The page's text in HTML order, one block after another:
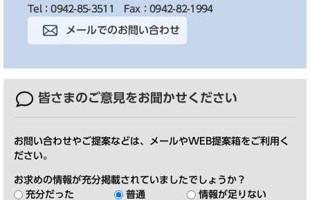
Tel：0942-85-3511
Fax：0942-82-1994
メールでのお問い合わせ
皆さまのご意見をお聞かせください
お問い合わせやご提案などは、メールやWEB提案箱をご利用く
ださい。
お求めの情報が充分掲載されていましたでしょうか？
充分だった
普通 情報が足りない